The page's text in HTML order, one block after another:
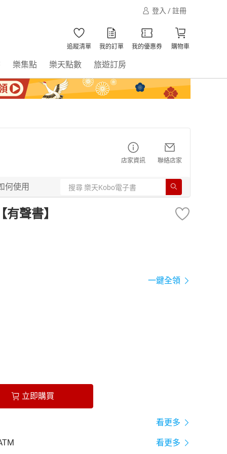
登入 / 註冊
追蹤清單 我的訂單 我的優惠券 購物車
樂集點 樂天點數 旅遊訂房
店家資訊 聯絡店家
何使用
聲書】
一鍵全領
立即購買
看更多
看更多